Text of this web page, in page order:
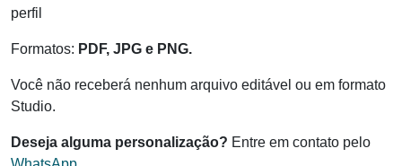
perfil
Formatos: PDF, JPG e PNG.
Você não receberá nenhum arquivo editável ou em formato
Studio.
Deseja alguma personalização? Entre em contato pelo